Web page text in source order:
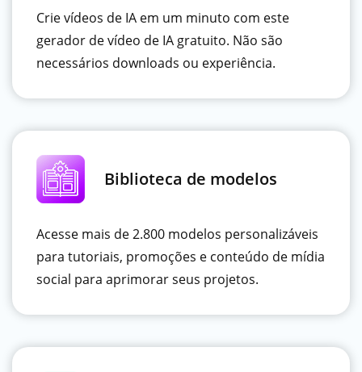
Crie vídeos de IA em um minuto com este
gerador de vídeo de IA gratuito. Não são
necessários downloads ou experiência.
Biblioteca de modelos
Acesse mais de 2.800 modelos personalizáveis ​​
para tutoriais, promoções e conteúdo de mídia
social para aprimorar seus projetos.